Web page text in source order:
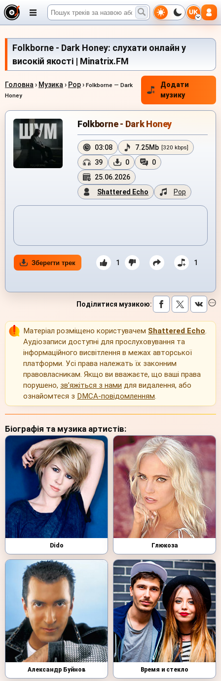
UK
Folkborne - Dark Honey: слухати онлайн у
високій якості | Minatrix.FM
Головна › Музика › Pop› Folkborne — Dark
Honey
Додати
музику
Folkborne - Dark Honey
03:08 7.25Mb [320 kbps]
39 0
0
25.06.2026
Shattered Echo
Pop
Зберегти трек 1 1
Поділитися музикою:
Матеріал розміщено користувачем Shattered Echo.
Аудіозаписи доступні для прослуховування та
інформаційного висвітлення в межах авторської
платформи. Усі права належать їх законним
правовласникам. Якщо ви вважаєте, що ваші права
порушено, зв’яжіться з нами для видалення, або
ознайомтеся з DMCA-повідомленням.
Біографія та музика артистів:
Dido Глюкоза
Александр Буйнов Время и стекло